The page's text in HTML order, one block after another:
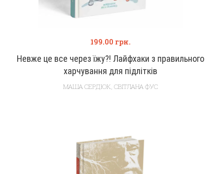
Невже це все через їжу?! Лайфхаки з правильного
харчування для підлітків
199.00 грн.
МАША СЕРДЮК, СВІТЛАНА ФУС